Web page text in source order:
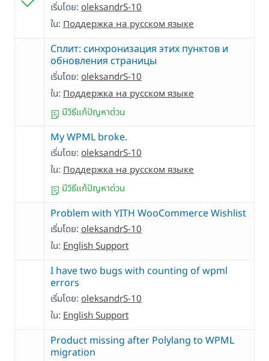
เริ่มโดย: oleksandrS-10
ใน: Поддержка на русском языке
Сплит: cинхронизация этих пунктов и
обновления страницы
เริ่มโดย: oleksandrS-10
ใน: Поддержка на русском языке
มีวิธีแก้ปัญหาด่วน
My WPML broke.
เริ่มโดย: oleksandrS-10
ใน: Поддержка на русском языке
มีวิธีแก้ปัญหาด่วน
Problem with YITH WooCommerce Wishlist
เริ่มโดย: oleksandrS-10
ใน: English Support
I have two bugs with counting of wpml
errors
เริ่มโดย: oleksandrS-10
ใน: English Support
Product missing after Polylang to WPML
migration